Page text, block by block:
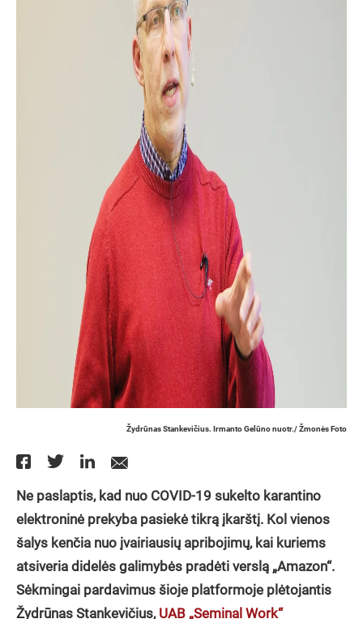
Žydrūnas Stankevičius. Irmanto Gelūno nuotr./ Žmonės Foto
Ne paslaptis, kad nuo COVID-19 sukelto karantino
elektroninė prekyba pasiekė tikrą įkarštį. Kol vienos
šalys kenčia nuo įvairiausių apribojimų, kai kuriems
atsiveria didelės galimybės pradėti verslą „Amazon“.
Sėkmingai pardavimus šioje platformoje plėtojantis
Žydrūnas Stankevičius, UAB „Seminal Work“